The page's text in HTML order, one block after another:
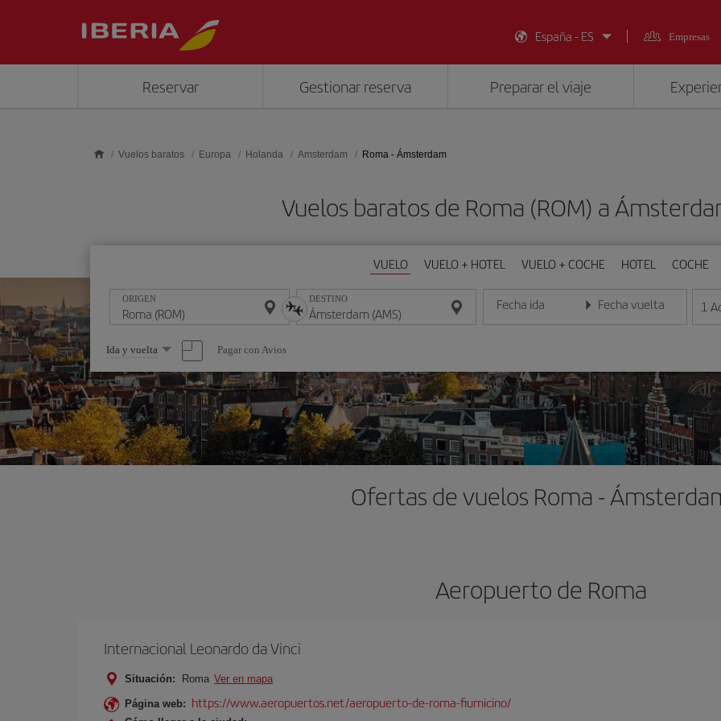
España - ES
Empresas
Reservar Gestionar reserva Preparar el viaje
Vuelos baratos Europa Holanda Amsterdam Roma - Ámsterdam
Vuelos baratos de Roma (ROM) a
VUELO VUELO + HOTEL VUELO + COCHE HOTEL COCHE
ORIGEN DESTINO Fecha ida
Introduce la fecha en formato día/mes/año
Fecha vuelta
Introduce la fecha en 1
Seleccione
una
opción
Ida y vuelta Pagar con Avios
Ofertas de vuelos Roma -
Aeropuerto de Roma
Internacional Leonardo da Vinci
Situación: Roma Ver en mapa
Página web: https://www.aeropuertos.net/aeropuerto-de-roma-fiumicino/